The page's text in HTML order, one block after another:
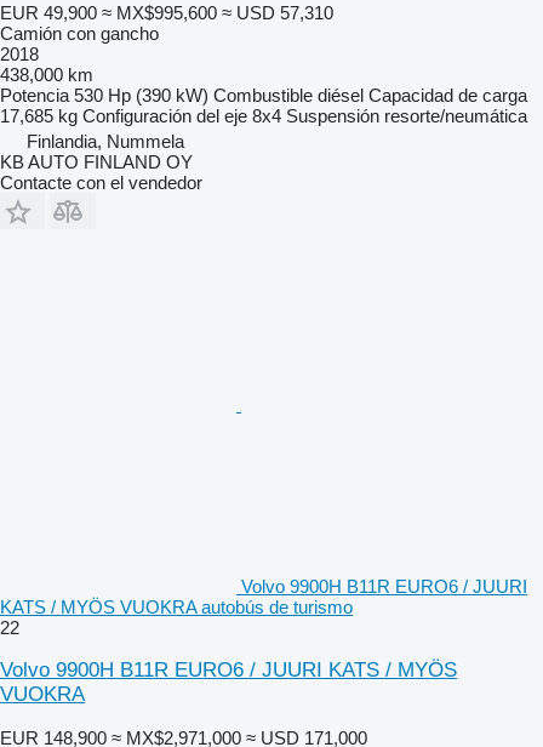
EUR 49,900 ≈ MX$995,600 ≈ USD 57,310
Camión con gancho
2018
438,000 km
Potencia 530 Hp (390 kW) Combustible diésel Capacidad de carga
17,685 kg Configuración del eje 8x4 Suspensión resorte/neumática
Finlandia, Nummela
KB AUTO FINLAND OY
Contacte con el vendedor
Volvo 9900H B11R EURO6 / JUURI
KATS / MYÖS VUOKRA autobús de turismo
22
Volvo 9900H B11R EURO6 / JUURI KATS / MYÖS
VUOKRA
EUR 148,900 ≈ MX$2,971,000 ≈ USD 171,000